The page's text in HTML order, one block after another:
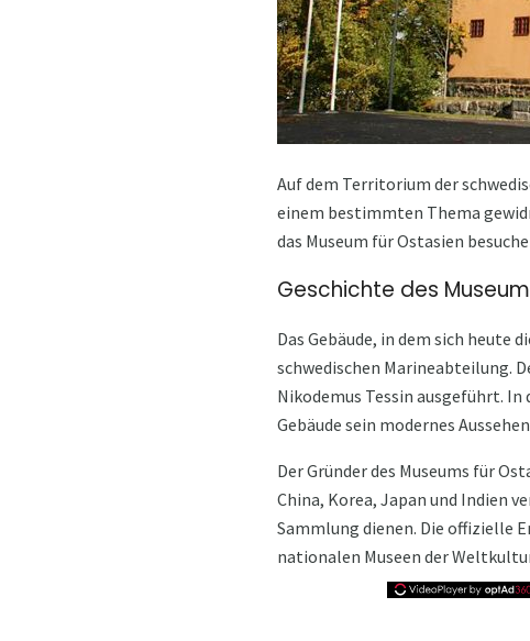
Auf dem Territorium der
einem bestimmten Thema
das Museum für Ostasien
Geschichte des
Das Gebäude, in dem sich heute
schwedischen Marineabteilung.
Nikodemus Tessin ausgeführt.
Gebäude sein modernes
Der Gründer des Museums für
China, Korea, Japan und Indien
Sammlung dienen. Die offizielle
nationalen Museen der